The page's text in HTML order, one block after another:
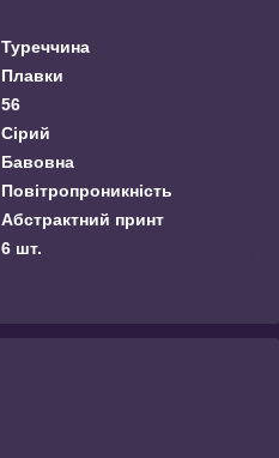
Туреччина
Плавки
56
Сірий
Бавовна
Повітропроникність
Абстрактний принт
6 шт.